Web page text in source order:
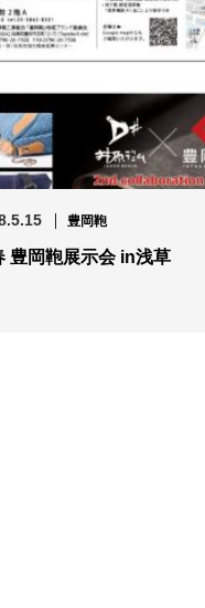
豊岡鞄
豊岡鞄展示会 in浅草